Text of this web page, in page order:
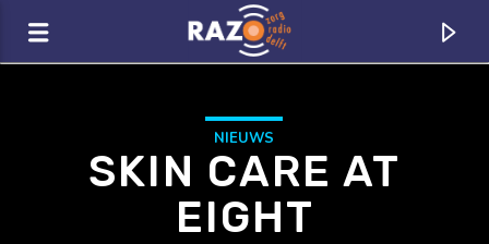
NIEUWS
SKIN CARE AT
EIGHT